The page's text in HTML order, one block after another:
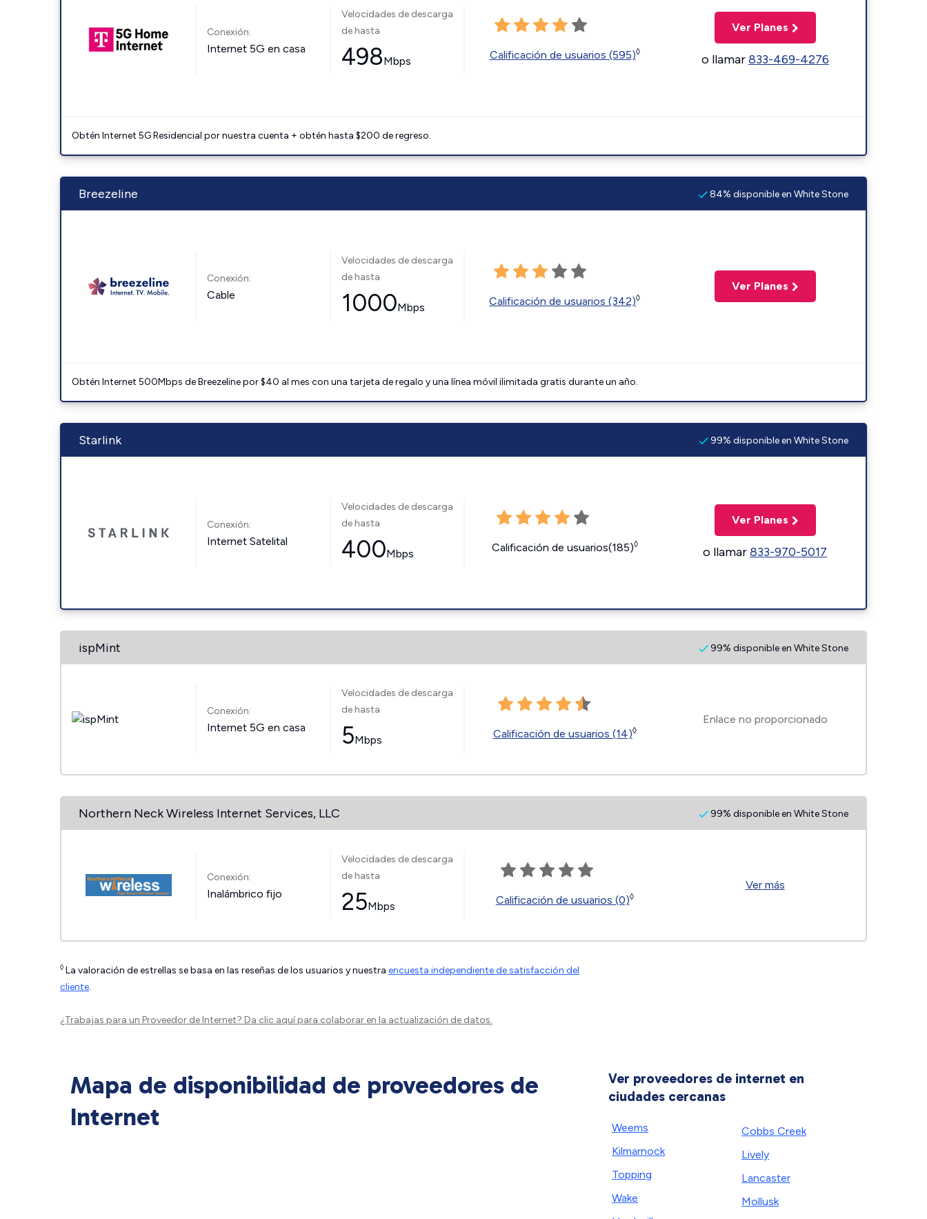
Conexión:
Internet 5G en casa
Velocidades de descarga
de hasta
498Mbps Calificación de usuarios (595)◊
Ver Planes
o llamar833-469-4276
Obtén Internet 5G Residencial por nuestra cuenta + obtén hasta $200 de regreso.
Breezeline 84% disponible en White Stone
Conexión:
Cable
Velocidades de descarga
de hasta
1000Mbps Calificación de usuarios (342)◊
Ver Planes
Obtén Internet 500Mbps de Breezeline por $40 al mes con una tarjeta de regalo y una línea móvil ilimitada gratis durante un año.
Starlink 99% disponible en White Stone
Conexión:
Internet Satelital
Velocidades de descarga
de hasta
400Mbps Calificación de usuarios(185)◊
Ver Planes
o llamar833-970-5017
ispMint 99% disponible en White Stone
Conexión:
Internet 5G en casa
Velocidades de descarga
de hasta
5Mbps Calificación de usuarios (14)◊
Enlace no proporcionado
Northern Neck Wireless Internet Services, LLC 99% disponible en White Stone
Conexión:
Inalámbrico fijo
Velocidades de descarga
de hasta
25Mbps Calificación de usuarios (0)◊
Ver más
◊ La valoración de estrellas se basa en las reseñas de los usuarios y nuestra encuesta independiente de satisfacción del
cliente.
¿Trabajas para un Proveedor de Internet? Da clic aquípara colaborar en la actualización de datos.
Mapa de disponibilidad de proveedores de
Internet
Ver proveedores de internet en
ciudades cercanas
Weems
Kilmarnock
Topping
Wake
Cobbs Creek
Lively
Lancaster
Mollusk